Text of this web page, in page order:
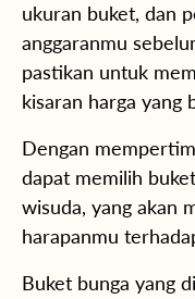
ukuran buket, dan
anggaranmu
pastikan untuk
kisaran harga yang
Dengan
dapat memilih
wisuda, yang akan
harapanmu
Buket bunga yang